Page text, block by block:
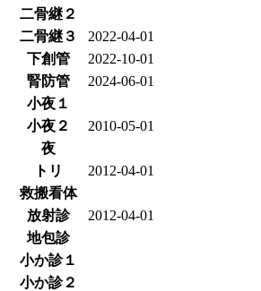
二骨継２
二骨継３
2022-04-01
下創管
2022-10-01
腎防管
2024-06-01
小夜１
小夜２
2010-05-01
夜
トリ
2012-04-01
救搬看体
放射診
2012-04-01
地包診
小か診１
小か診２